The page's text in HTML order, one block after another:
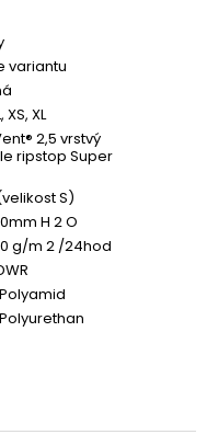
variantu
XS, XL
2,5 vrstvý
ripstop Super
S)
H 2 O
g/m 2 /24hod